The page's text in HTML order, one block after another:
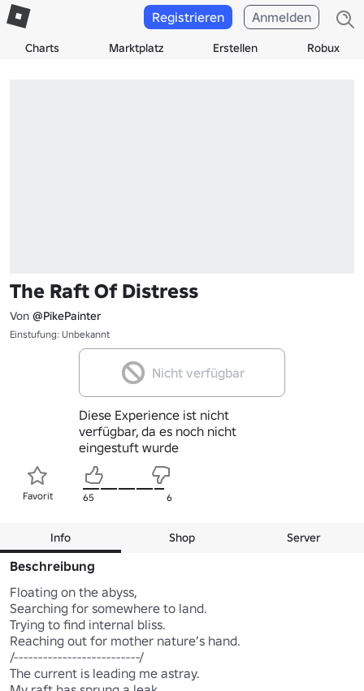
Charts Marktplatz Erstellen Robux
Registrieren Anmelden
The Raft Of Distress
Von @PikePainter
Einstufung: Unbekannt
Nicht verfügbar
Diese Experience ist nicht
verfügbar, da es noch nicht
eingestuft wurde
Favorit 65 6
Info Shop Server
Beschreibung
Floating on the abyss,
Searching for somewhere to land.
Trying to find internal bliss.
Reaching out for mother nature’s hand.
/--------------------------/
The current is leading me astray.